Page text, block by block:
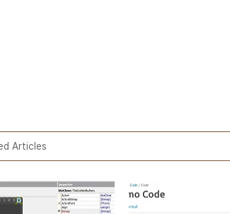
Articles